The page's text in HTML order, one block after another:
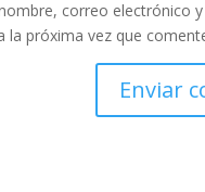
correo electrónico
la próxima vez que